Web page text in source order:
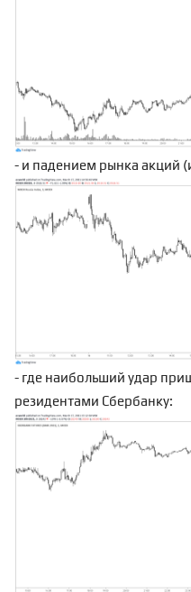
- и падением рынка акций
- где наибольший удар
резидентами Сбербанку: